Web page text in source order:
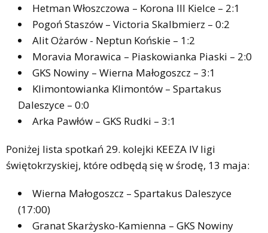
Hetman Włoszczowa – Korona III Kielce – 2:1
Pogoń Staszów – Victoria Skalbmierz – 0:2
Alit Ożarów - Neptun Końskie – 1:2
Moravia Morawica – Piaskowianka Piaski – 2:0
GKS Nowiny – Wierna Małogoszcz – 3:1
Klimontowianka Klimontów – Spartakus
Daleszyce – 0:0
Arka Pawłów – GKS Rudki – 3:1
Poniżej lista spotkań 29. kolejki KEEZA IV ligi
świętokrzyskiej, które odbędą się w środę, 13 maja:
Wierna Małogoszcz – Spartakus Daleszyce
(17:00)
Granat Skarżysko-Kamienna – GKS Nowiny